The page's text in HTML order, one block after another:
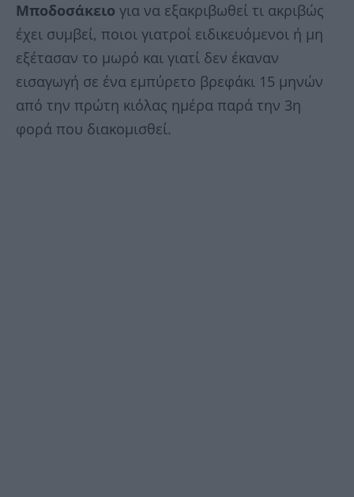
Μποδοσάκειο για να εξακριβωθεί τι ακριβώς
έχει συμβεί, ποιοι γιατροί ειδικευόμενοι ή μη
εξέτασαν το μωρό και γιατί δεν έκαναν
εισαγωγή σε ένα εμπύρετο βρεφάκι 15 μηνών
από την πρώτη κιόλας ημέρα παρά την 3η
φορά που διακομισθεί.